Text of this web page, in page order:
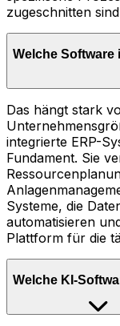
zugeschnitten
Welche
Das hängt stark
integrierte ERP-
Fundament. Sie
Systeme, die
automatisieren
Plattform für die
Welche KI-